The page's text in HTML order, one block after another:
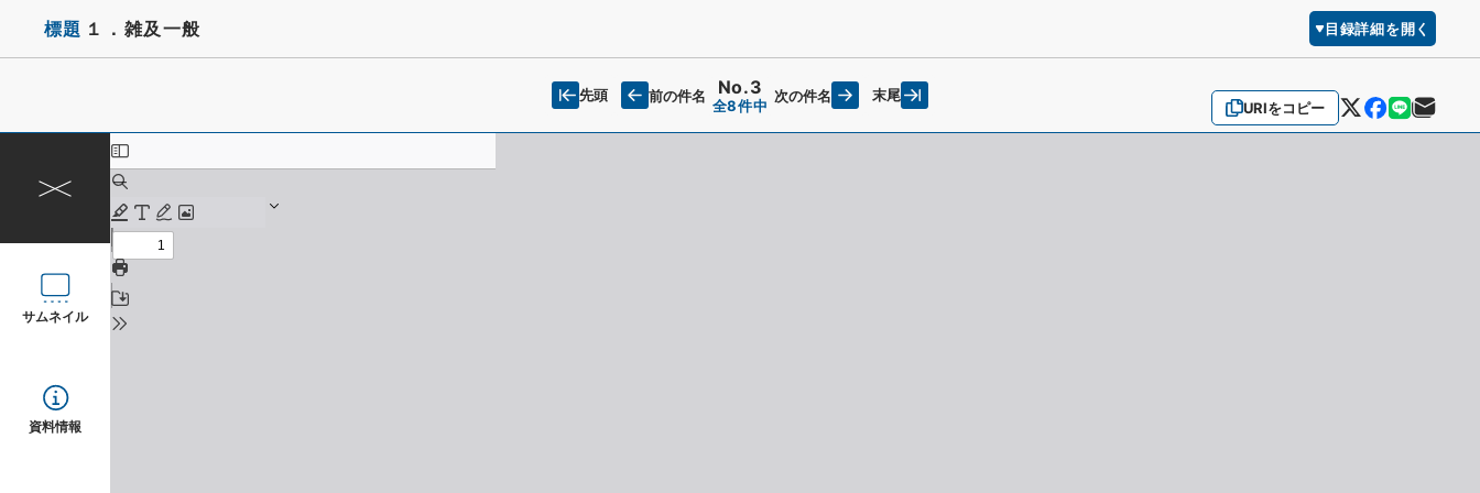
標題 １．雑及一般 目録詳細を開く
URIをコピー
先頭 前の件名 No.3
全8件中
次の件名 末尾
サムネイル
資料情報